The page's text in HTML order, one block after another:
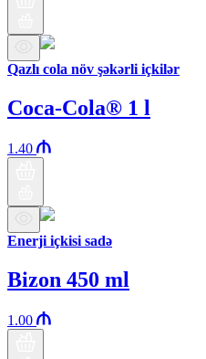
Qazlı cola növ şəkərli içkilər
Coca-Cola® 1 l
1.40
Enerji içkisi sadə
Bizon 450 ml
1.00